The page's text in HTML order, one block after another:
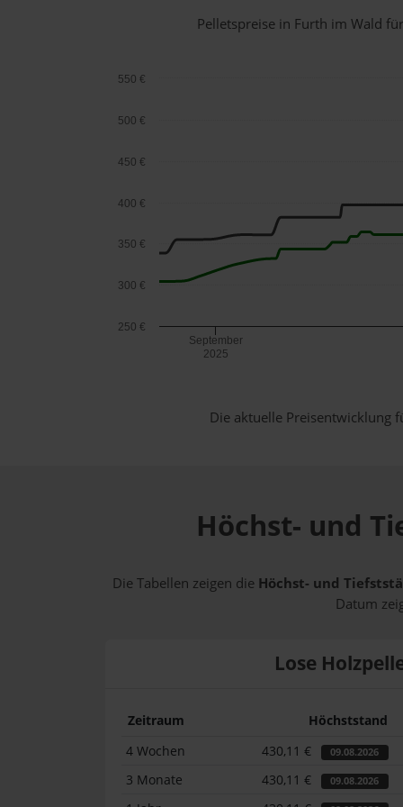
Pelletspreise in Furth im Wald
September
2025
250 €
300 €
350 €
400 €
450 €
500 €
550 €
Die aktuelle Preisentwicklung
Höchst- und
Die Tabellen zeigen die Höchst- und
Datum
Lose
Zeitraum Höchststand
4 Wochen
430,11 € 09.08.2026
3 Monate 430,11 € 09.08.2026